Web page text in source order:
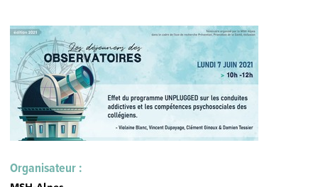
Organisateur :